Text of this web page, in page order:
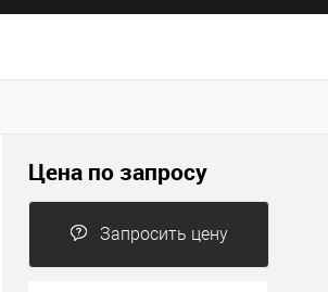
Цена по запросу
Запросить цену